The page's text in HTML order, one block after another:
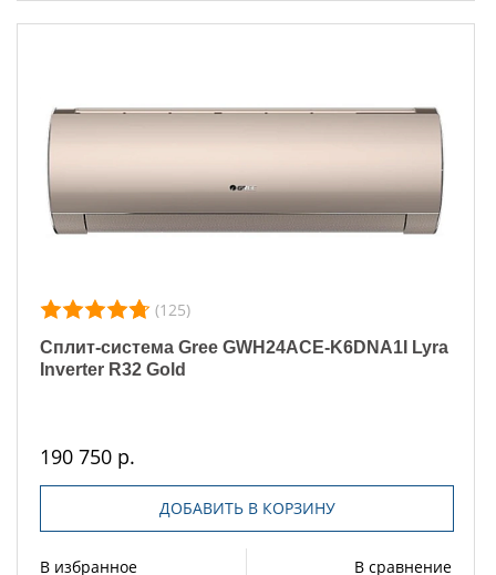
(125)
Сплит-система Gree GWH24ACE-K6DNA1I Lyra
Inverter R32 Gold
190 750 р.
ДОБАВИТЬ В КОРЗИНУ
В избранное В сравнение